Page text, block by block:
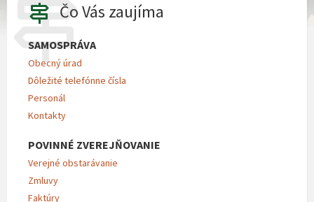
Čo Vás zaujíma
SAMOSPRÁVA
Obecný úrad
Dôležité telefónne čísla
Personál
Kontakty
POVINNÉ ZVEREJŇOVANIE
Verejné obstarávanie
Zmluvy
Faktúry